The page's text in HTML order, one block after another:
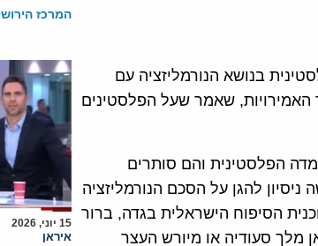
בנושא הנורמליזציה עם
שאמר שעל הפלסטינים
הפלסטינית והם סותרים
להגן על הסכם הנורמליזציה
הסיפוח הישראלית בגדה, ברור
סעודיה או מיורש העצר
המרכז
15 יוני, 2026
איראן